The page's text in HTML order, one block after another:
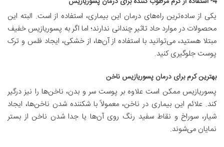
یکی از ساده‌ترین راه‌های درمان این بیماری، استفاده از است. البته این
محصولات در موارد حاد تاثیر چندانی ندارند؛ اما اگر به پسوریازیس خفیف
مبتلا هستید، می‌توانید با استفاده از آن‌ها، از خشکی، ایجاد فلس و ترک
پوست جلوگیری کنید.
بهترین کرم برای درمان پسوریازیس ناخن
پسوریازیس ممکن است علاوه بر پوست سر و بدن، ناخن‌ها را نیز درگیر
کند. علائم این بیماری در ناخن، معمولاً با شکننده شدن ناخن‌ها، ایجاد
شیار، سوراخ و نقاط سفید رنگ روی آن‌ها یا جدا شدن ناخن از بستر
نمایان می‌شوند.